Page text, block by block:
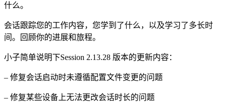
什么。
会话跟踪您的工作内容，您学到了什么，以及学习了多长时
间。回顾你的进展和旅程。
小子简单说明下Session 2.13.28 版本的更新内容：
– 修复会话启动时未遵循配置文件变更的问题
– 修复某些设备上无法更改会话时长的问题